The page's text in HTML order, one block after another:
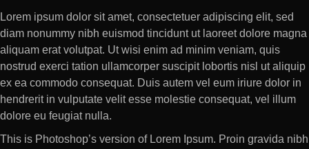
Lorem ipsum dolor sit amet, consectetuer adipiscing elit, sed
diam nonummy nibh euismod tincidunt ut laoreet dolore magna
aliquam erat volutpat. Ut wisi enim ad minim veniam, quis
nostrud exerci tation ullamcorper suscipit lobortis nisl ut aliquip
ex ea commodo consequat. Duis autem vel eum iriure dolor in
hendrerit in vulputate velit esse molestie consequat, vel illum
dolore eu feugiat nulla.
This is Photoshop’s version of Lorem Ipsum. Proin gravida nibh